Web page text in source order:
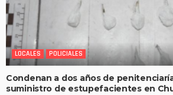
LOCALES POLICIALES
Condenan a dos años de
suministro de estupefacientes en